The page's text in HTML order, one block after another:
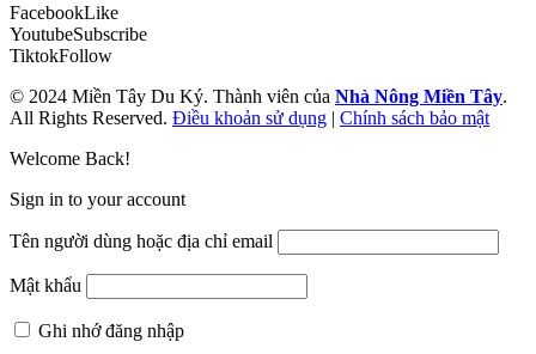
FacebookLike
YoutubeSubscribe
TiktokFollow
© 2024 Miền Tây Du Ký. Thành viên của Nhà Nông Miền Tây.
All Rights Reserved. Điều khoản sử dụng | Chính sách bảo mật
Welcome Back!
Sign in to your account
Tên người dùng hoặc địa chỉ email
Mật khẩu
Ghi nhớ đăng nhập